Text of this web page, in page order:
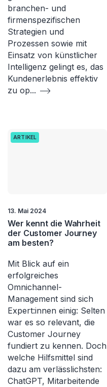
branchen- und
firmenspezifischen
Strategien und
Prozessen sowie mit
Einsatz von künstlicher
Intelligenz gelingt es, das
Kundenerlebnis effektiv
zu op...
ARTIKEL
13. Mai 2024
Wer kennt die Wahrheit
der Customer Journey
am besten?
Mit Blick auf ein
erfolgreiches
Omnichannel-
Management sind sich
Expert:innen einig: Selten
war es so relevant, die
Customer Journey
fundiert zu kennen. Doch
welche Hilfsmittel sind
dazu am verlässlichsten:
ChatGPT, Mitarbeitende